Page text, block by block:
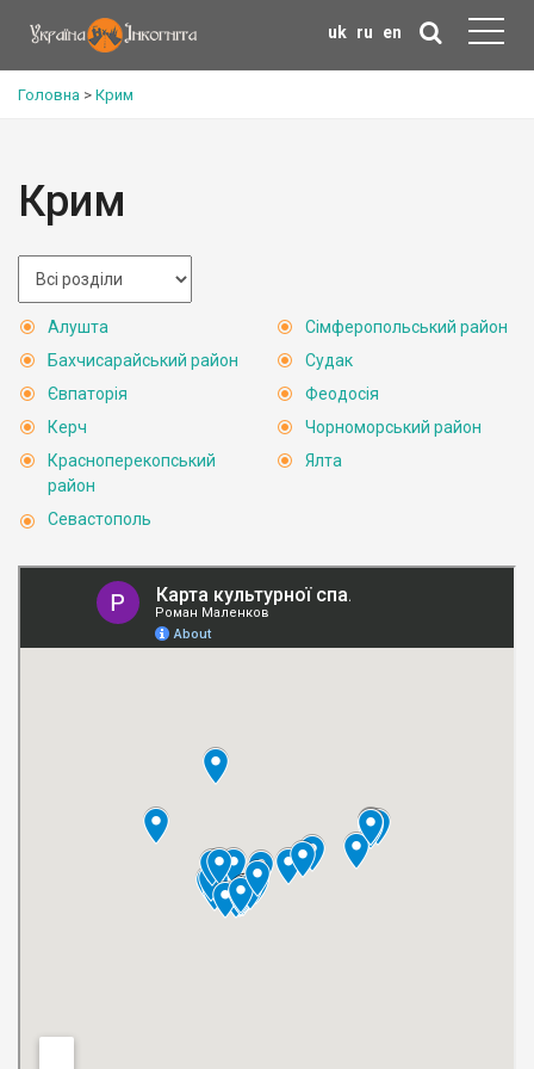
uk ru en
Головна > Крим
Крим
Алушта
Бахчисарайський район
Євпаторія
Керч
Красноперекопський
район
Севастополь
Сімферопольський район
Судак
Феодосія
Чорноморський район
Ялта